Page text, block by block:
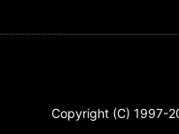
Copyright (C) 1997-